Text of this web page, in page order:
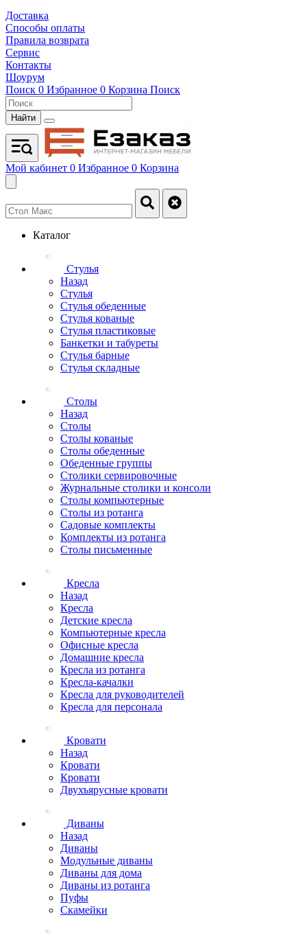
Доставка
Способы оплаты
Правила возврата
Сервис
Контакты
Шоурум
Поиск 0 Избранное 0 Корзина Поиск
Найти
Мой кабинет 0 Избранное 0 Корзина
Каталог
Стулья
Назад
Стулья
Стулья обеденные
Стулья кованые
Стулья пластиковые
Банкетки и табуреты
Стулья барные
Стулья складные
Столы
Назад
Столы
Столы кованые
Столы обеденные
Обеденные группы
Столики сервировочные
Журнальные столики и консоли
Столы компьютерные
Столы из ротанга
Садовые комплекты
Комплекты из ротанга
Столы письменные
Кресла
Назад
Кресла
Детские кресла
Компьютерные кресла
Офисные кресла
Домашние кресла
Кресла из ротанга
Кресла-качалки
Кресла для руководителей
Кресла для персонала
Кровати
Назад
Кровати
Кровати
Двухъярусные кровати
Диваны
Назад
Диваны
Модульные диваны
Диваны для дома
Диваны из ротанга
Пуфы
Скамейки